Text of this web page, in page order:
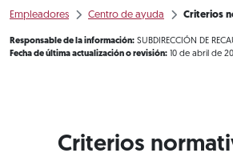
Empleadores Centro de ayuda Criterios
Responsable de la información: SUBDIRECCIÓN DE
Fecha de última actualización o revisión: 10 de abril de
Criterios